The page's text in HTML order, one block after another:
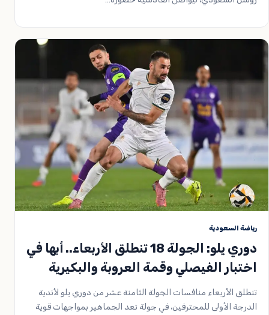
رياضة السعودية
دوري يلو: الجولة 18 تنطلق الأربعاء.. أبها في
اختبار الفيصلي وقمة العروبة والبكيرية
تنطلق الأربعاء منافسات الجولة الثامنة عشر من دوري يلو لأندية
الدرجة الأولى للمحترفين، في جولة تعد الجماهير بمواجهات قوية